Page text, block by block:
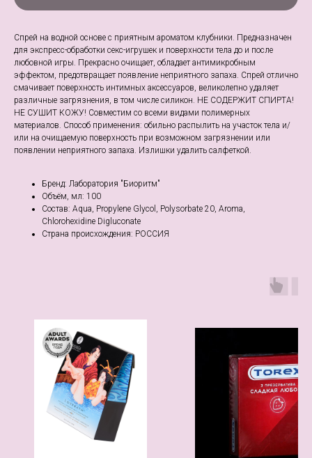
Спрей на водной основе с приятным ароматом клубники. Предназначен
для экспресс-обработки секс-игрушек и поверхности тела до и после
любовной игры. Прекрасно очищает, обладает антимикробным
эффектом, предотвращает появление неприятного запаха. Спрей отлично
смачивает поверхность интимных аксессуаров, великолепно удаляет
различные загрязнения, в том числе силикон. НЕ СОДЕРЖИТ СПИРТА!
НЕ СУШИТ КОЖУ! Совместим со всеми видами полимерных
материалов. Способ применения: обильно распылить на участок тела и/
или на очищаемую поверхность при возможном загрязнении или
появлении неприятного запаха. Излишки удалить салфеткой.
Бренд: Лаборатория "Биоритм"
Объём, мл: 100
Состав: Aqua, Propylene Glycol, Polysorbate 20, Aroma,
Chlorohexidine Digluconate
Страна происхождения: РОССИЯ